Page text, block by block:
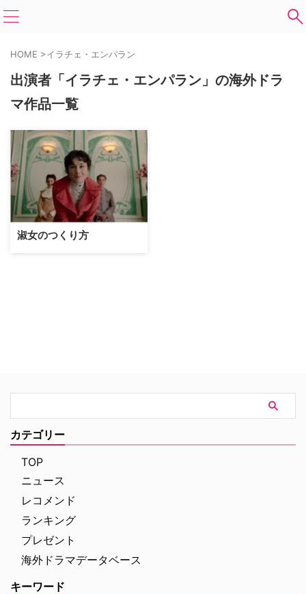
HOME >イラチェ・エンパラン
出演者「イラチェ・エンパラン」の海外ドラ
マ作品一覧
淑女のつくり方
カテゴリー
TOP
ニュース
レコメンド
ランキング
プレゼント
海外ドラマデータベース
キーワード